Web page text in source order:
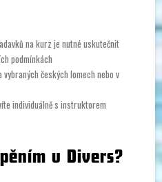
na kurz je nutné uskutečnit
podmínkách
českých lomech nebo v
individuálně s instruktorem
u Divers?